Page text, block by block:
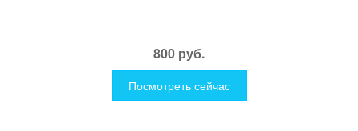
800 руб.
Посмотреть сейчас